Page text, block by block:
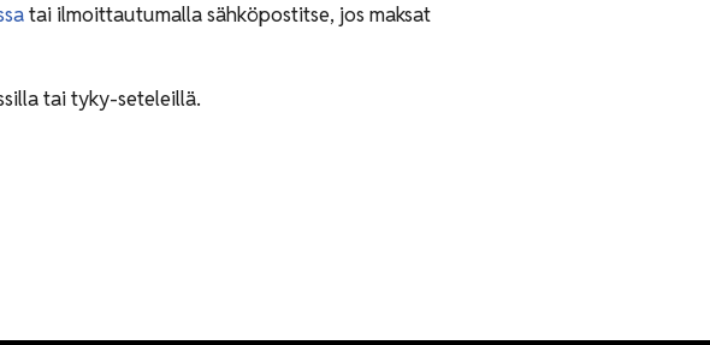
tai ilmoittautumalla sähköpostitse, jos maksat
tai tyky-seteleillä.